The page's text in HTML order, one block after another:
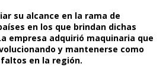
su alcance en la rama de
en los que brindan dichas
empresa adquirió maquinaria que
y mantenerse como
en la región.